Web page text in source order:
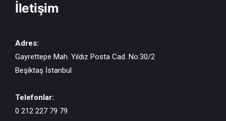
İletişim
Adres:
Gayrettepe Mah. Yıldız Posta Cad. No:30/2
Beşiktaş İstanbul
Telefonlar:
0 212 227 79 79